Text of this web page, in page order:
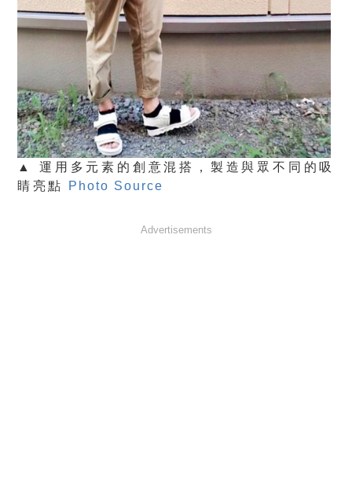
▲ 運用多元素的創意混搭，製造與眾不同的吸
睛亮點
Photo Source
Advertisements